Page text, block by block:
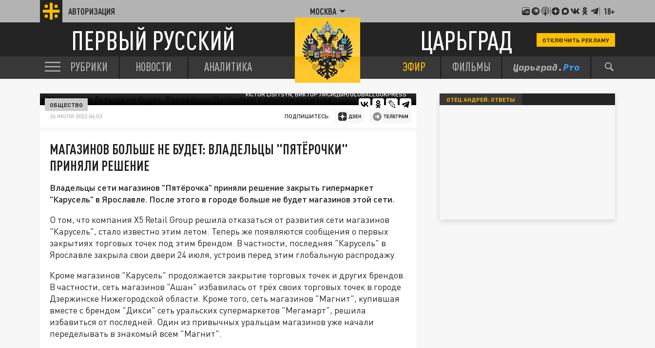
АВТОРИЗАЦИЯ МОСКВА 18+
ПЕРВЫЙ РУССКИЙ ЦАРЬГРАД ОТКЛЮЧИТЬ РЕКЛАМУ
РУБРИКИ НОВОСТИ АНАЛИТИКА ЭФИР ФИЛЬМЫ
VICTOR LISITSYN, ВИКТОР ЛИСИЦЫН/GLOBALLOOKPRESS
ОБЩЕСТВО
26 ИЮЛЯ 2022 06:03 ПОДПИШИТЕСЬ:
МАГАЗИНОВ БОЛЬШЕ НЕ БУДЕТ: ВЛАДЕЛЬЦЫ "ПЯТЁРОЧКИ"
ПРИНЯЛИ РЕШЕНИЕ
Владельцы сети магазинов "Пятёрочка" приняли решение закрыть гипермаркет
"Карусель" в Ярославле. После этого в городе больше не будет магазинов этой сети.
О том, что компания X5 Retail Group решила отказаться от развития сети магазинов
"Карусель", стало известно этим летом. Теперь же появляются сообщения о первых
закрытиях торговых точек под этим брендом. В частности, последняя "Карусель" в
Ярославле закрыла свои двери 24 июля, устроив перед этим глобальную распродажу.
Кроме магазинов "Карусель" продолжается закрытие торговых точек и других брендов.
В частности, сеть магазинов "Ашан" избавилась от трёх своих торговых точек в городе
Дзержинске Нижегородской области. Кроме того, сеть магазинов "Магнит", купившая
вместе с брендом "Дикси" сеть уральских супермаркетов "Мегамарт", решила
избавиться от последней. Один из привычных уральцам магазинов уже начали
переделывать в знакомый всем "Магнит".
ОТЕЦ АНДРЕЙ: ОТВЕТЫ